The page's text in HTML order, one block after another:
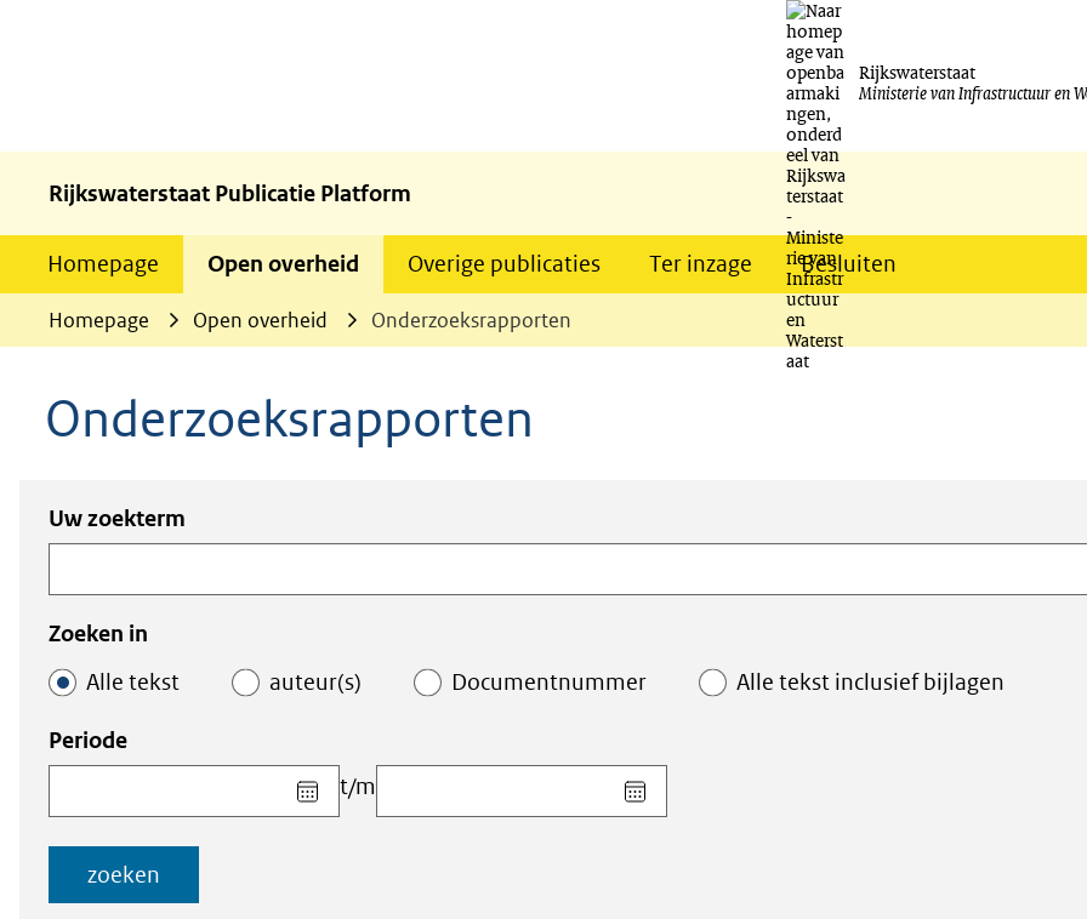
Ga
naar
inhoud
Rijkswaterstaat
Ministerie van Infrastructuur en
Rijkswaterstaat Publicatie Platform
Homepage Open overheid Overige publicaties Ter inzage Besluiten
Homepage Open overheid Onderzoeksrapporten
Onderzoeksrapporten
Zoeken
in
de
index
Zoeken
de
index
Uw zoekterm
Zoeken in
Alle tekst
auteur(s) Documentnummer Alle tekst inclusief bijlagen
Periode
Kies
datum
t/m
Kies
datum
zoeken